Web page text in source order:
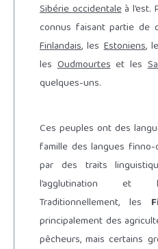
Sibérie occidentaleà l’est.
connus faisant partie de
Finlandais, lesEstoniens,
lesOudmourteset les
quelques-uns.
Ces peuples ont des
famille des langues finno-
par des traits
l’agglutination et
Traditionnellement, les
principalement des
pêcheurs, mais certains